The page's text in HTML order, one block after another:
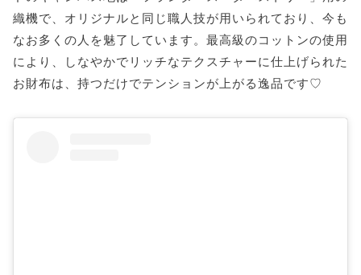
織機で、オリジナルと同じ職人技が用いられており、今も
なお多くの人を魅了しています。最高級のコットンの使用
により、しなやかでリッチなテクスチャーに仕上げられた
お財布は、持つだけでテンションが上がる逸品です♡